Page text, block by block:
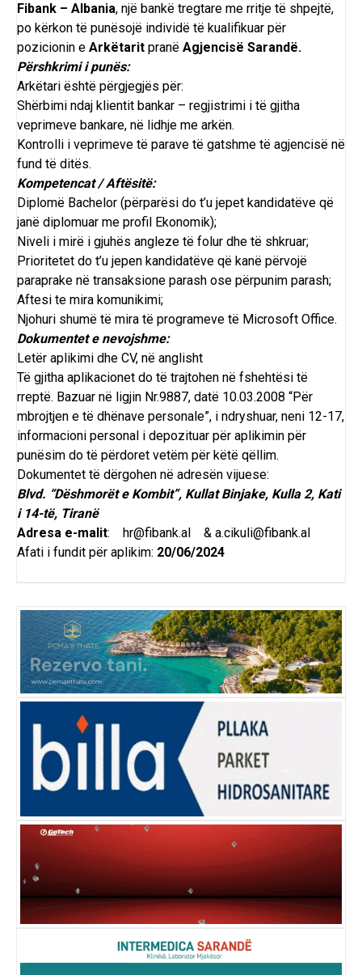
Fibank – Albania, një bankë tregtare me rritje të shpejtë,
po kërkon të punësojë individë të kualifikuar për
pozicionin e Arkëtarit pranë Agjencisë Sarandë.
Përshkrimi i punës:
Arkëtari është përgjegjës për:
Shërbimi ndaj klientit bankar – regjistrimi i të gjitha
veprimeve bankare, në lidhje me arkën.
Kontrolli i veprimeve të parave të gatshme të agjencisë në
fund të ditës.
Kompetencat / Aftësitë:
Diplomë Bachelor (përparësi do t’u jepet kandidatëve që
janë diplomuar me profil Ekonomik);
Niveli i mirë i gjuhës angleze të folur dhe të shkruar;
Prioritetet do t’u jepen kandidatëve që kanë përvojë
paraprake në transaksione parash ose përpunim parash;
Aftesi te mira komunikimi;
Njohuri shumë të mira të programeve të Microsoft Office.
Dokumentet e nevojshme:
Letër aplikimi dhe CV, në anglisht
Të gjitha aplikacionet do të trajtohen në fshehtësi të
rreptë. Bazuar në ligjin Nr.9887, datë 10.03.2008 “Për
mbrojtjen e të dhënave personale”, i ndryshuar, neni 12-17,
informacioni personal i depozituar për aplikimin për
punësim do të përdoret vetëm për këtë qëllim.
Dokumentet të dërgohen në adresën vijuese:
Blvd. “Dëshmorët e Kombit”, Kullat Binjake, Kulla 2, Kati
i 14-të, Tiranë
Adresa e-malit: hr@fibank.al & a.cikuli@fibank.al
Afati i fundit për aplikim: 20/06/2024